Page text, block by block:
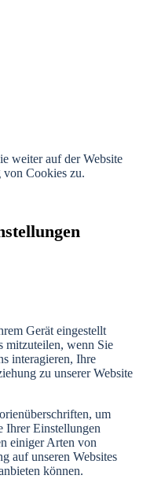
weiter auf der Website
von Cookies zu.
Gerät eingestellt
mitzuteilen, wenn Sie
interagieren, Ihre
zu unserer Website
um
Ihrer Einstellungen
einiger Arten von
auf unseren Websites
können.